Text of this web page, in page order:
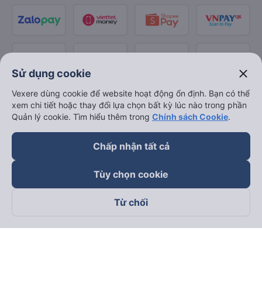
Theo dõi chúng tôi trên
Sử dụng cookie close
Vexere dùng cookie để website hoạt động ổn định. Bạn có thể
xem chi tiết hoặc thay đổi lựa chọn bất kỳ lúc nào trong phần
Quản lý cookie. Tìm hiểu thêm trong Chính sách Cookie.
Chấp nhận tất cả
Tùy chọn cookie
Từ chối